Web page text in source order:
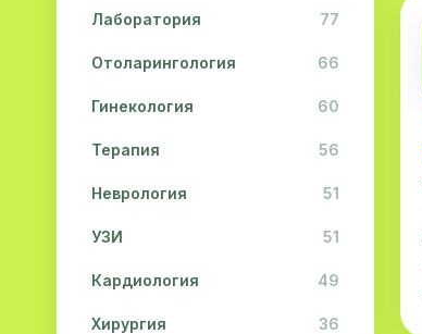
Лаборатория 77
Отоларингология 66
Гинекология 60
Терапия 56
Неврология 51
УЗИ 51
Кардиология 49
Хирургия 36